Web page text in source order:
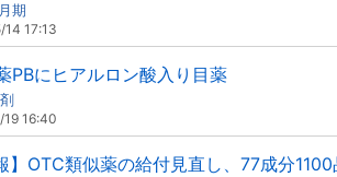
期
14 17:13
PBにヒアルロン酸入り目薬
19 16:40
】OTC類似薬の給付見直し、77成分